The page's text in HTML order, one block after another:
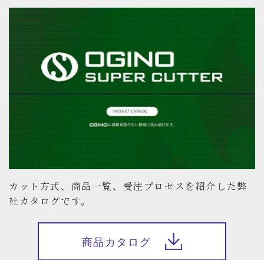
カット方式、商品一覧、受注プロセスを紹介した弊
社カタログです。
商品カタログ